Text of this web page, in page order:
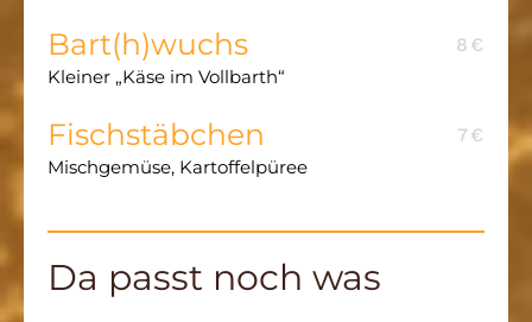
Bart(h)wuchs
8€
Kleiner „Käse im Vollbarth“
Fischstäbchen
7€
Mischgemüse, Kartoffelpüree
Da passt noch was